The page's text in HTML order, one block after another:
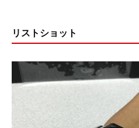
リストショット